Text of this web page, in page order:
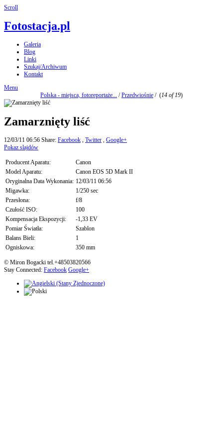
Scroll
Fotostacja.pl
Galeria
Blog
Linki
Szukaj/Archiwum
Kontakt
Menu
Polska - miejsca, fotoreportaże... /Przedwiośnie / (14 of 19)
Zamarznięty liść
12/03/11 06:56 Share: Facebook , Twitter , Google+
Pokaz slajdów
Producent Aparatu:
Canon
Model Aparatu:
Canon EOS 5D Mark II
Oryginalna Data Wykonania: 12/03/11 06:56
Migawka:
1/250 sec
Przesłona:
f/8
Czułość ISO:
100
Kompensacja Ekspozycji:
-1,33 EV
Pomiar Światła:
Szablon
Balans Bieli:
1
Ogniskowa:
350 mm
© Miron Bogacki tel.+48503820566
Stay Connected: Facebook Google+